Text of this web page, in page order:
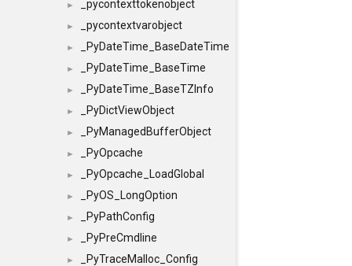
► _pycontexttokenobject
► _pycontextvarobject
► _PyDateTime_BaseDateTime
► _PyDateTime_BaseTime
► _PyDateTime_BaseTZInfo
► _PyDictViewObject
► _PyManagedBufferObject
► _PyOpcache
► _PyOpcache_LoadGlobal
► _PyOS_LongOption
► _PyPathConfig
► _PyPreCmdline
► _PyTraceMalloc_Config